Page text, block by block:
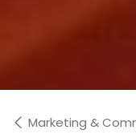
Marketing &